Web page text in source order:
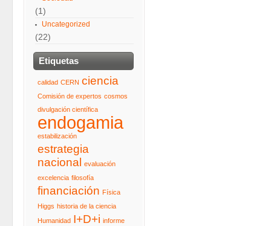
(1)
Uncategorized
(22)
Etiquetas
calidad CERN ciencia
Comisión de expertos cosmos
divulgación científica
endogamia
estabilización
estrategia
nacional
evaluación
excelencia filosofía
financiación Física
Higgs historia de la ciencia
Humanidad I+D+i informe